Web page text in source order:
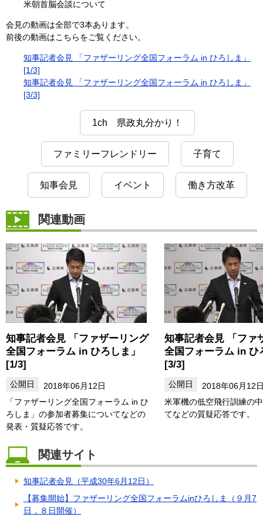
米朝首脳会談について
会見の動画は全部で3本あります。
前後の動画はこちらをご覧ください。
知事記者会見 「ファザーリング全国フォーラム in ひろしま」
[1/3]
知事記者会見 「ファザーリング全国フォーラム in ひろしま」
[3/3]
1ch 県政丸分かり！
ファミリーフレンドリー 子育て
知事会見 イベント 働き方改革
関連動画
知事記者会見 「ファザーリング
全国フォーラム in ひろしま」
[1/3]
2018年06月12日
「ファザーリング全国フォーラム in ひ
ろしま」の参加者募集についてなどの
発表・質疑応答です。
知事記者会見 「ファ
全国フォーラム in ひ
[3/3]
2018年06月12
米軍機の低空飛行訓練の
てなどの質疑応答です。
関連サイト
知事記者会見（平成30年6月12日）
【募集開始】ファザーリング全国フォーラムinひろしま（９月7
日，８日開催）